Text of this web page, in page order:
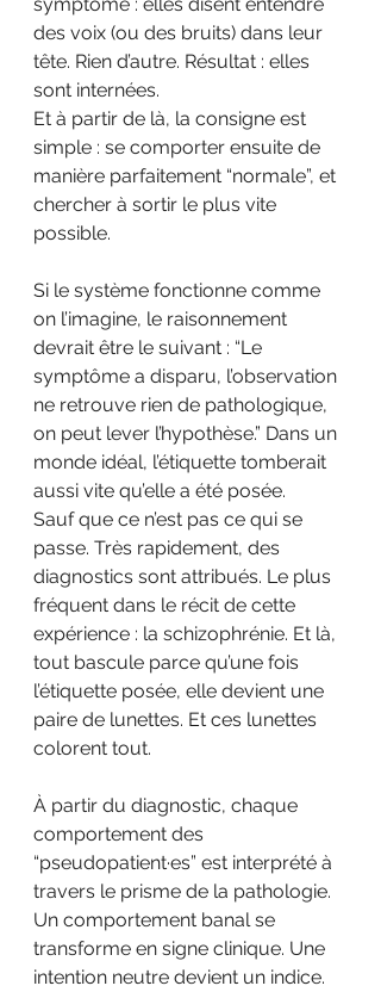
des voix (ou des bruits) dans leur
tête. Rien d’autre. Résultat : elles
sont internées.
Et à partir de là, la consigne est
simple : se comporter ensuite de
manière parfaitement “normale”, et
chercher à sortir le plus vite
possible.
Si le système fonctionne comme
on l’imagine, le raisonnement
devrait être le suivant : “Le
symptôme a disparu, l’observation
ne retrouve rien de pathologique,
on peut lever l’hypothèse.” Dans un
monde idéal, l’étiquette tomberait
aussi vite qu’elle a été posée.
Sauf que ce n’est pas ce qui se
passe. Très rapidement, des
diagnostics sont attribués. Le plus
fréquent dans le récit de cette
expérience : la schizophrénie. Et là,
tout bascule parce qu’une fois
l’étiquette posée, elle devient une
paire de lunettes. Et ces lunettes
colorent tout.
À partir du diagnostic, chaque
comportement des
“pseudopatient·es” est interprété à
travers le prisme de la pathologie.
Un comportement banal se
transforme en signe clinique. Une
intention neutre devient un indice.